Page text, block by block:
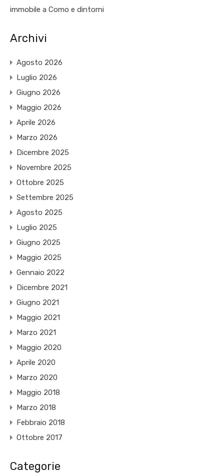
immobile a Como e dintorni
Archivi
Agosto 2026
Luglio 2026
Giugno 2026
Maggio 2026
Aprile 2026
Marzo 2026
Dicembre 2025
Novembre 2025
Ottobre 2025
Settembre 2025
Agosto 2025
Luglio 2025
Giugno 2025
Maggio 2025
Gennaio 2022
Dicembre 2021
Giugno 2021
Maggio 2021
Marzo 2021
Maggio 2020
Aprile 2020
Marzo 2020
Maggio 2018
Marzo 2018
Febbraio 2018
Ottobre 2017
Categorie